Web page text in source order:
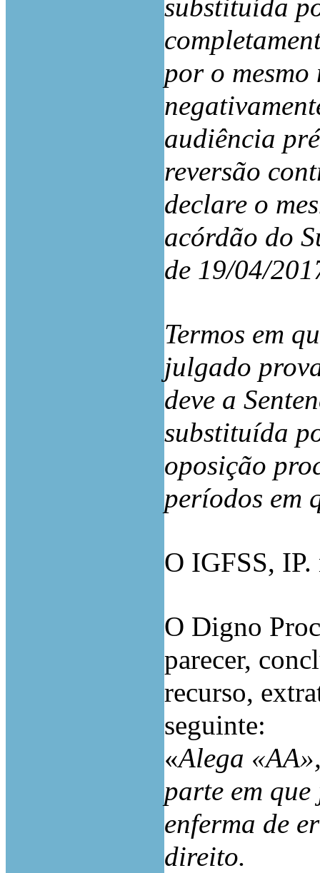
substituída
por o
audiência
reversão
declare o
acórdão do
de 19/04/
Termos em
julgado
deve a
substituída
oposição
períodos em
O IGFSS, IP.
O Digno
parecer,
recurso,
seguinte:
«Alega
parte em
enferma de
direito.